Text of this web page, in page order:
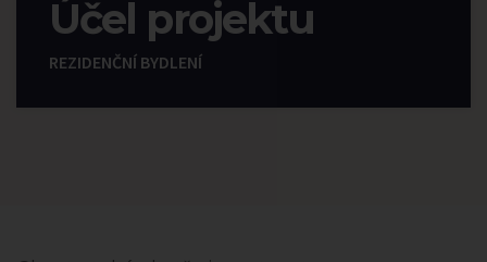
Účel projektu
REZIDENČNÍ BYDLENÍ